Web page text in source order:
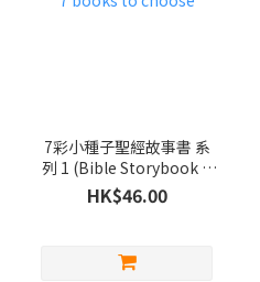
7彩小種子聖經故事書 系
列 1 (Bible Storybook &
Scripture Card - in
Chinese) 7 books to
HK$46.00